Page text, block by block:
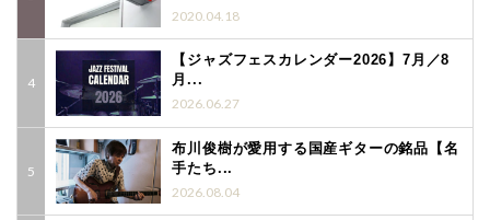
2020.04.18
【ジャズフェスカレンダー2026】7月／8
月...
2026.06.27
布川俊樹が愛用する国産ギターの銘品【名
手たち...
2026.08.04